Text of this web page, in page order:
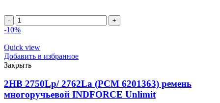
2HB
2650Lp/
(PCM
6201547)
ремень
многоручьевой
INDFORCE
Unlimit
quantity
-10%
Quick view
Добавить в избранное
Закрыть
2HB 2750Lp/ 2762La (PCM 6201363) ремень
многоручьевой INDFORCE Unlimit